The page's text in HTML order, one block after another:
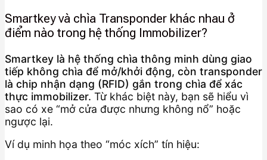
Smartkey và chìa Transponder khác nhau ở
điểm nào trong hệ thống Immobilizer?
Smartkey là hệ thống chìa thông minh dùng giao
tiếp không chìa để mở/khởi động, còn transponder
là chip nhận dạng (RFID) gắn trong chìa để xác
thực immobilizer. Từ khác biệt này, bạn sẽ hiểu vì
sao có xe “mở cửa được nhưng không nổ” hoặc
ngược lại.
Ví dụ minh họa theo “móc xích” tín hiệu: